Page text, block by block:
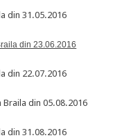
din 31.05.2016
din 23.06.2016
din 22.07.2016
din 05.08.2016
din 31.08.2016